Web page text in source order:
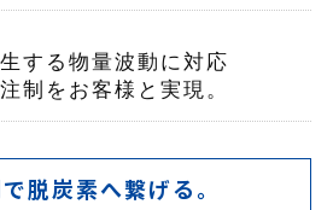
する物量波動に対応
制をお客様と実現。
脱炭素へ繋げる。